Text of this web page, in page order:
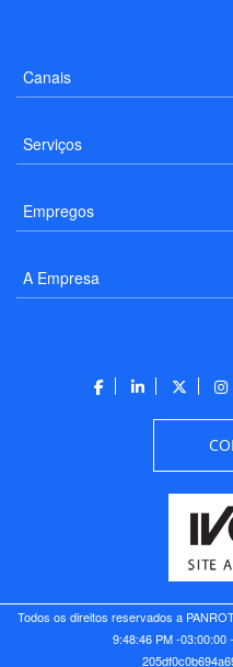
Canais
Serviços
Empregos
A Empresa
Todos os direitos reservados a
9:48:46 PM -03:00:00